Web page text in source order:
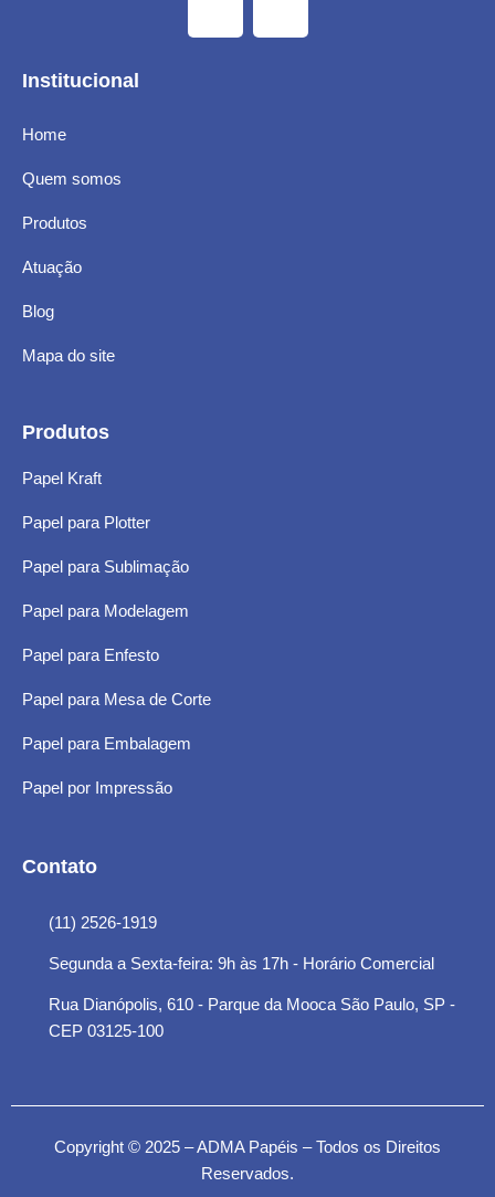
Institucional
Home
Quem somos
Produtos
Atuação
Blog
Mapa do site
Produtos
Papel Kraft
Papel para Plotter
Papel para Sublimação
Papel para Modelagem
Papel para Enfesto
Papel para Mesa de Corte
Papel para Embalagem
Papel por Impressão
Contato
(11) 2526-1919
Segunda a Sexta-feira: 9h às 17h - Horário Comercial
Rua Dianópolis, 610 - Parque da Mooca São Paulo, SP -
CEP 03125-100
Copyright © 2025 – ADMA Papéis – Todos os Direitos
Reservados.